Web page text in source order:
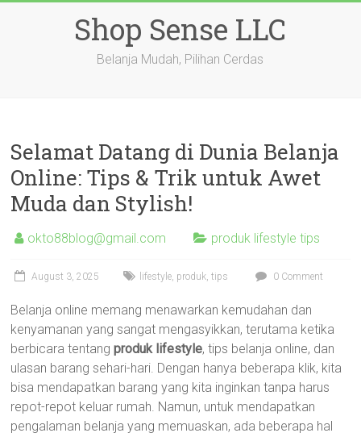
Shop Sense LLC
Belanja Mudah, Pilihan Cerdas
Selamat Datang di Dunia Belanja
Online: Tips & Trik untuk Awet
Muda dan Stylish!
okto88blog@gmail.com produk lifestyle tips
August 3, 2025 lifestyle, produk,tips 0 Comment
Belanja online memang menawarkan kemudahan dan
kenyamanan yang sangat mengasyikkan, terutama ketika
berbicara tentangproduk lifestyle, tips belanja online, dan
ulasan barang sehari-hari. Dengan hanya beberapa klik, kita
bisa mendapatkan barang yang kita inginkan tanpa harus
repot-repot keluar rumah. Namun, untuk mendapatkan
pengalaman belanja yang memuaskan, ada beberapa hal